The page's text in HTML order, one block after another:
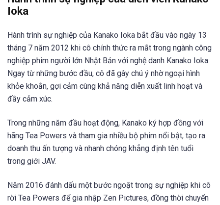
Ioka
Hành trình sự nghiệp của Kanako Ioka bắt đầu vào ngày 13
tháng 7 năm 2012 khi cô chính thức ra mắt trong ngành công
nghiệp phim người lớn Nhật Bản với nghệ danh Kanako Ioka.
Ngay từ những bước đầu, cô đã gây chú ý nhờ ngoại hình
khỏe khoắn, gợi cảm cùng khả năng diễn xuất linh hoạt và
đầy cảm xúc.
Trong những năm đầu hoạt động, Kanako ký hợp đồng với
hãng Tea Powers và tham gia nhiều bộ phim nổi bật, tạo ra
doanh thu ấn tượng và nhanh chóng khẳng định tên tuổi
trong giới JAV.
Năm 2016 đánh dấu một bước ngoặt trong sự nghiệp khi cô
rời Tea Powers để gia nhập Zen Pictures, đồng thời chuyển